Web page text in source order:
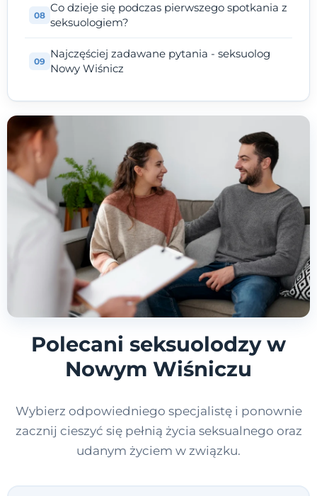
Co dzieje się podczas pierwszego spotkania z
seksuologiem?
Najczęściej zadawane pytania - seksuolog
Nowy Wiśnicz
Polecani seksuolodzy w
Nowym Wiśniczu
Wybierz odpowiedniego specjalistę i ponownie
zacznij cieszyć się pełnią życia seksualnego oraz
udanym życiem w związku.